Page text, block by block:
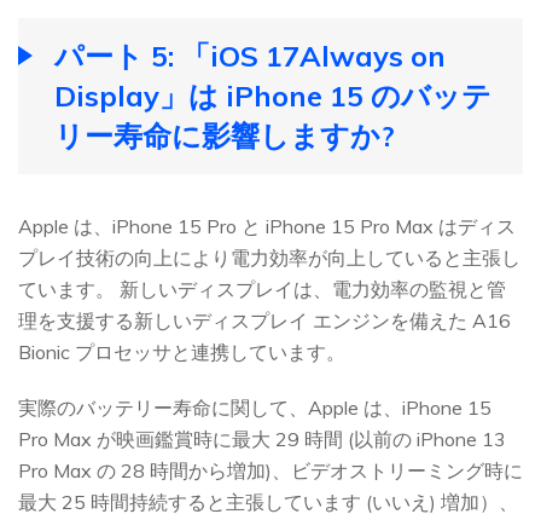
パート 5: 「iOS 17Always on
Display」は iPhone 15 のバッテ
リー寿命に影響しますか?
Apple は、iPhone 15 Pro と iPhone 15 Pro Max はディス
プレイ技術の向上により電力効率が向上していると主張し
ています。 新しいディスプレイは、電力効率の監視と管
理を支援する新しいディスプレイ エンジンを備えた A16
Bionic プロセッサと連携しています。
実際のバッテリー寿命に関して、Apple は、iPhone 15
Pro Max が映画鑑賞時に最大 29 時間 (以前の iPhone 13
Pro Max の 28 時間から増加)、ビデオストリーミング時に
最大 25 時間持続すると主張しています (いいえ) 増加）、